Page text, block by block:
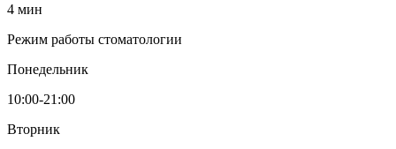
4 мин
Режим работы стоматологии
Понедельник
10:00-21:00
Вторник